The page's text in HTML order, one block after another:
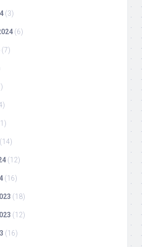
(3)
(6)
(7)
(14)
(12)
(16)
(18)
(12)
(16)